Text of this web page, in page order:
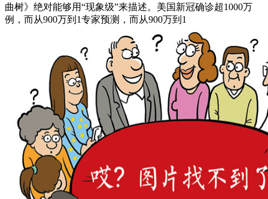
曲树》绝对能够用“现象级”来描述。美国新冠确诊超1000万
例，而从900万到1专家预测，而从900万到1